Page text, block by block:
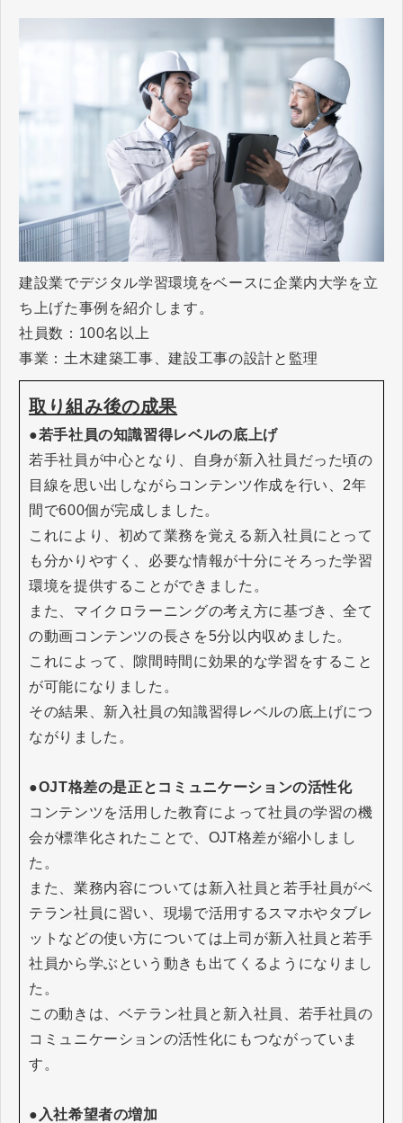
建設業でデジタル学習環境をベースに企業内大学を立
ち上げた事例を紹介します。
社員数：100名以上
事業：土木建築工事、建設工事の設計と監理
取り組み後の成果
●若手社員の知識習得レベルの底上げ
若手社員が中心となり、自身が新入社員だった頃の
目線を思い出しながらコンテンツ作成を行い、2年
間で600個が完成しました。
これにより、初めて業務を覚える新入社員にとって
も分かりやすく、必要な情報が十分にそろった学習
環境を提供することができました。
また、マイクロラーニングの考え方に基づき、全て
の動画コンテンツの長さを5分以内収めました。
これによって、隙間時間に効果的な学習をすること
が可能になりました。
その結果、新入社員の知識習得レベルの底上げにつ
ながりました。
●OJT格差の是正とコミュニケーションの活性化
コンテンツを活用した教育によって社員の学習の機
会が標準化されたことで、OJT格差が縮小しまし
た。
また、業務内容については新入社員と若手社員がベ
テラン社員に習い、現場で活用するスマホやタブレ
ットなどの使い方については上司が新入社員と若手
社員から学ぶという動きも出てくるようになりまし
た。
この動きは、ベテラン社員と新入社員、若手社員の
コミュニケーションの活性化にもつながっていま
す。
●入社希望者の増加